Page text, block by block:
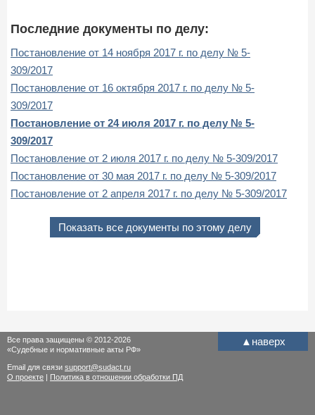
Последние документы по делу:
Постановление от 14 ноября 2017 г. по делу № 5-
309/2017
Постановление от 16 октября 2017 г. по делу № 5-
309/2017
Постановление от 24 июля 2017 г. по делу № 5-
309/2017
Постановление от 2 июля 2017 г. по делу № 5-309/2017
Постановление от 30 мая 2017 г. по делу № 5-309/2017
Постановление от 2 апреля 2017 г. по делу № 5-309/2017
Показать все документы по этому делу
▲ наверх
Все права защищены © 2012-2026
«Судебные и нормативные акты РФ»
Email для связи support@sudact.ru
О проекте | Политика в отношении обработки ПД